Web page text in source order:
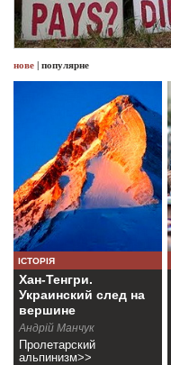
нове | популярне
ІСТОРІЯ
Хан-Тенгри.
Украинский след на
вершине
Андрiй Манчук
Пролетарский
альпинизм>>